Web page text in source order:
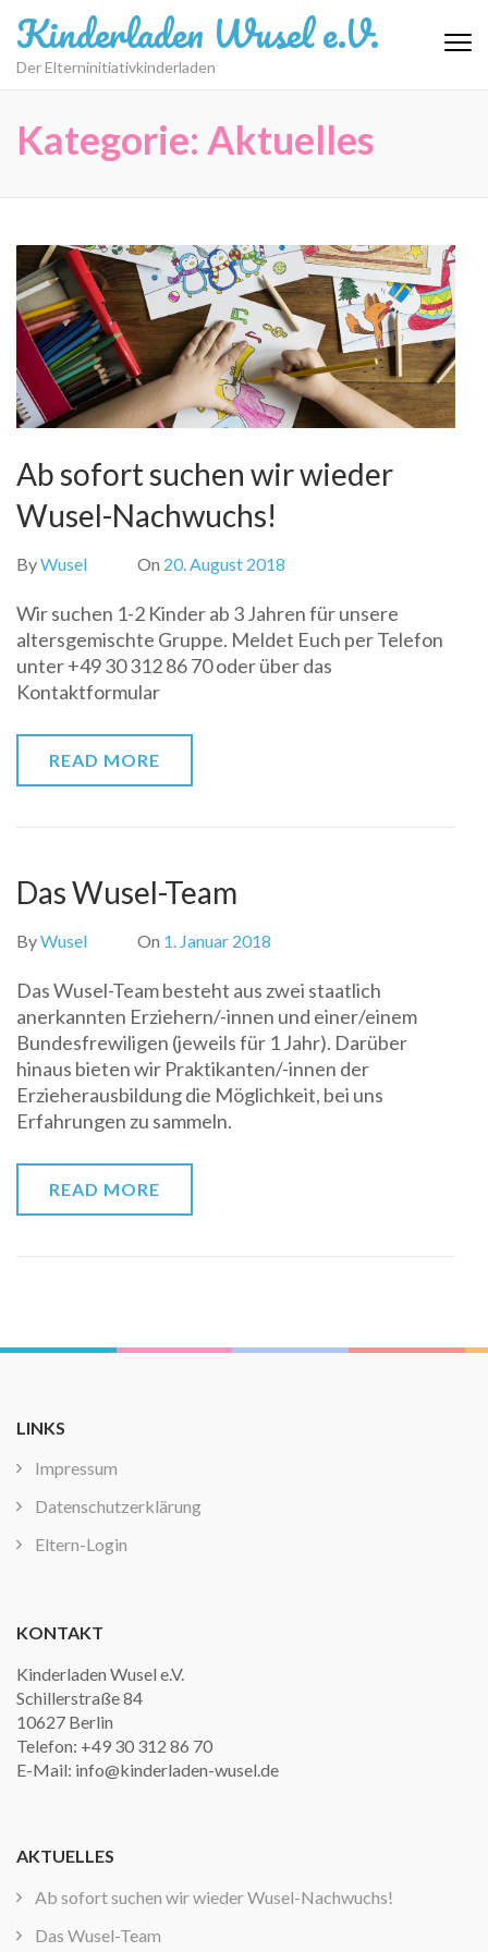
Kinderladen Wusel e.V.
Der Elterninitiativkinderladen
Kategorie: Aktuelles
Ab sofort suchen wir wieder
Wusel-Nachwuchs!
ByWusel On 20. August 2018
Wir suchen 1-2 Kinder ab 3 Jahren für unsere
altersgemischte Gruppe. Meldet Euch per Telefon
unter +49 30 312 86 70 oder über das
Kontaktformular
READ MORE
Das Wusel-Team
ByWusel On 1. Januar 2018
Das Wusel-Team besteht aus zwei staatlich
anerkannten Erziehern/-innen und einer/einem
Bundesfrewiligen (jeweils für 1 Jahr). Darüber
hinaus bieten wir Praktikanten/-innen der
Erzieherausbildung die Möglichkeit, bei uns
Erfahrungen zu sammeln.
READ MORE
LINKS
Impressum
Datenschutzerklärung
Eltern-Login
KONTAKT
Kinderladen Wusel e.V.
Schillerstraße 84
10627 Berlin
Telefon: +49 30 312 86 70
E-Mail: info@kinderladen-wusel.de
AKTUELLES
Ab sofort suchen wir wieder Wusel-Nachwuchs!
Das Wusel-Team